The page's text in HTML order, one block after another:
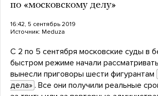
по «московскому делу»
16:42, 5 сентябрь 2019
Источник: Meduza
С 2 по 5 сентября московские суды в
быстром режиме начали
вынесли приговоры шести фигурантам
дела» . Все они получили реальные